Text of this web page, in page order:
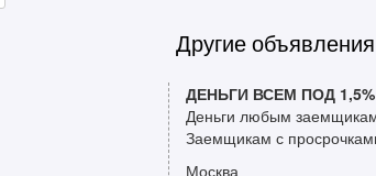
Другие
ДЕНЬГИ ВСЕМ ПОД
Деньги любым
Заемщикам с
Москва